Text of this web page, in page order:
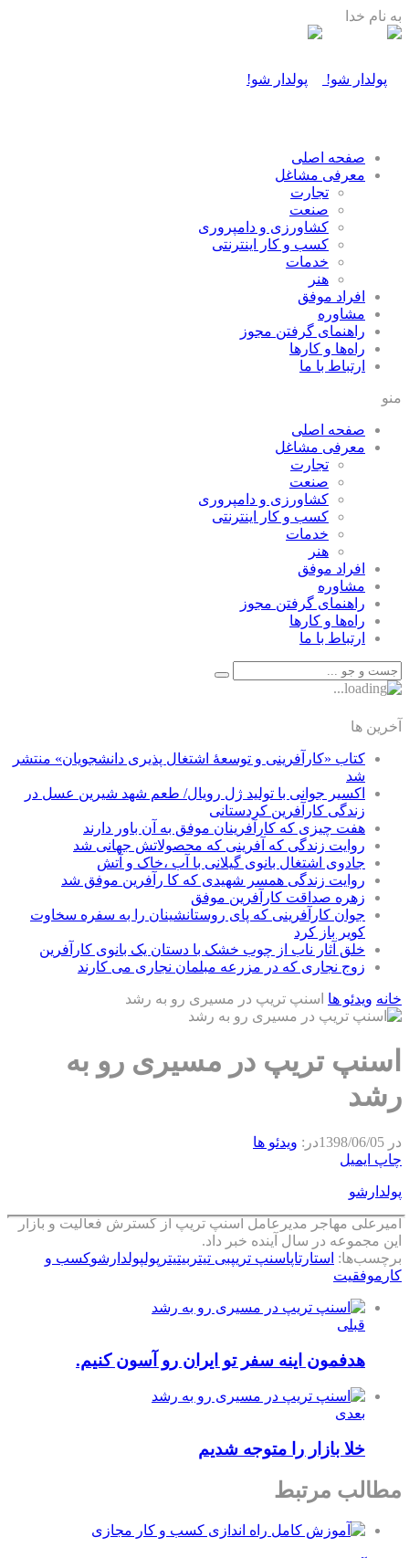
به نام خدا
صفحه اصلی
معرفی مشاغل
تجارت
صنعت
كشاورزی و دامپروری
كسب و كار اينترنتی
خدمات
هنر
افراد موفق
مشاوره
راهنمای گرفتن مجوز
راه‌ها و كارها
ارتباط با ما
منو
صفحه اصلی
معرفی مشاغل
تجارت
صنعت
كشاورزی و دامپروری
كسب و كار اينترنتی
خدمات
هنر
افراد موفق
مشاوره
راهنمای گرفتن مجوز
راه‌ها و كارها
ارتباط با ما
آخرین ها
کتاب «کارآفرینی و توسعۀ اشتغال پذیری دانشجویان» منتشر
شد
اکسیر جوانی با تولید ژل رویال/ طعم شهد شیرین عسل‌ در
زندگی کارآفرین کردستانی
هفت چیزی که کارآفرینان موفق به آن باور دارند
روایت زندگی که آفرینی که محصولاتش جهانی شد
جادوی اشتغال بانوی گیلانی با آب ،خاک و آتش
روایت زندگی همسر شهیدی که کا رآفرین موفق شد
زهره صداقت کارآفرین موفق
جوان کارآفرینی که پای روستانشینان را به سفره سخاوت
کویر باز کرد
خلق آثار ناب از چوب خشک با دستان یک بانوی کارآفرین
زوج نجاری که در مزرعه مبلمان نجاری می کارند
خانه ویدئو ها اسنپ تریپ در مسیری رو به رشد
اسنپ تریپ در مسیری رو به
رشد
در 1398/06/05در: ویدئو ها
چاپ ایمیل
پولدارشو
امیرعلی مهاجر مدیرعامل اسنپ تریپ از گسترش فعالیت و بازار
این مجموعه در سال آینده خبر داد.
برچسب‌ها: استارتاپاسنپ تریپبی تیتر بیتیتر پولپولدارشوکسب و
کار موفقیت
قبلی
هدفمون اینه سفر تو ایران رو آسون کنیم.
بعدی
خلا بازار را متوجه شدیم
مطالب مرتبط